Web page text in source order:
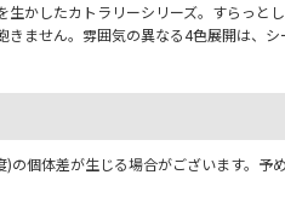
生かしたカトラリーシリーズ。すらっと
きません。雰囲気の異なる4色展開は、シ
個体差が生じる場合がございます。予